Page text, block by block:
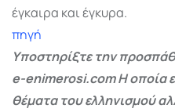
έγκαιρα και έγκυρα.
πηγή
Υποστηρίξτε την
e-enimerosi.com Η οποία
θέματα του ελληνισμού